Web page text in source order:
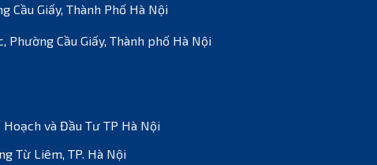
Cầu Giấy, Thành Phố Hà Nội
Phường Cầu Giấy, Thành phố Hà Nội
và Đầu Tư TP Hà Nội
Từ Liêm, TP. Hà Nội